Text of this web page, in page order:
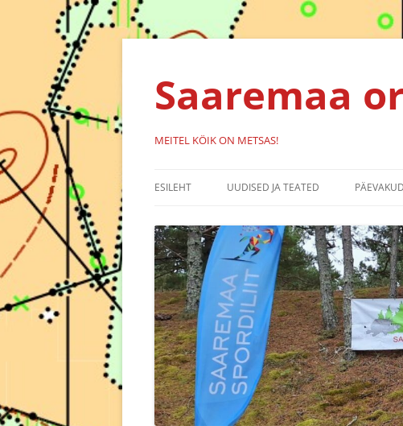
Liigu
Saaremaa
MEITEL KÖIK ON METSAS!
ESILEHT UUDISED JA TEATED
SÜNDMUSED
EMV2021